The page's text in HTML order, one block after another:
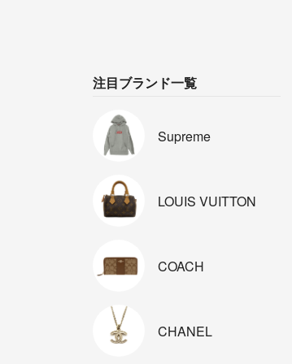
注目ブランド一覧
Supreme
LOUIS VUITTON
COACH
CHANEL